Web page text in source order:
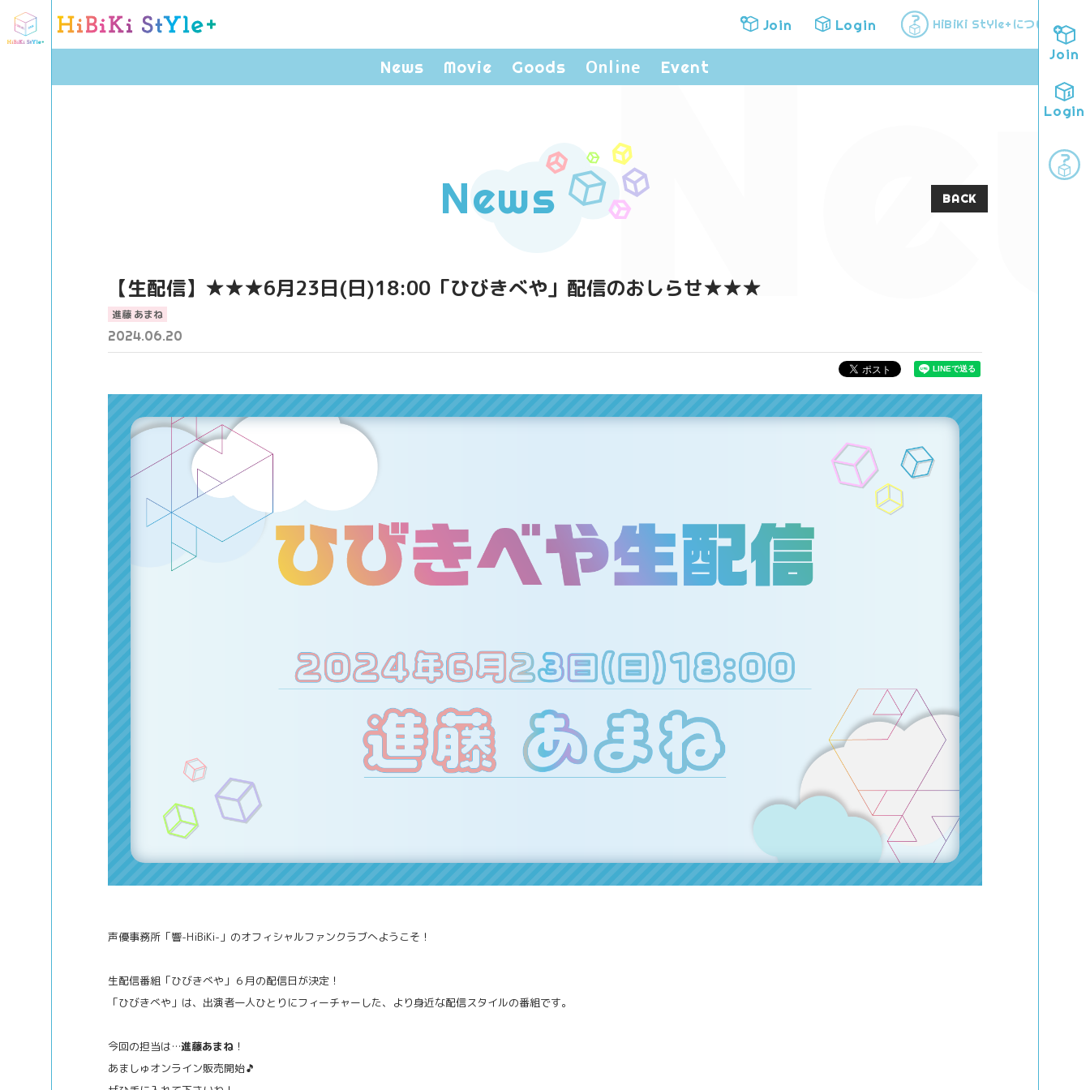
Join
Login
Join Login HiBiKi StYle+ について
News Movie Goods Online Event
News BACK
【生配信】★★★6月23日(日)18:00「ひびきべや」配信のおしらせ★★★
進藤 あまね
2024.06.20
声優事務所「響-HiBiKi-」のオフィシャルファンクラブへようこそ！
生配信番組「ひびきべや」６月の配信日が決定！
「ひびきべや」は、出演者一人ひとりにフィーチャーした、より身近な配信スタイルの番組です。
今回の担当は…進藤あまね ！
あましゅオンライン販売開始🎵